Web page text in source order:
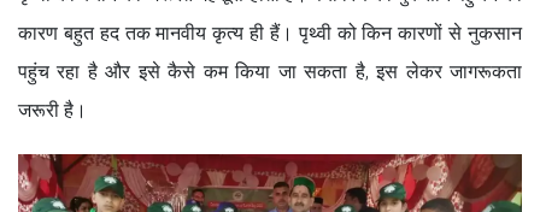
कारण बहुत हद तक मानवीय कृत्य ही हैं। पृथ्वी को किन कारणों से नुकसान
पहुंच रहा है और इसे कैसे कम किया जा सकता है, इस लेकर जागरूकता
जरूरी है।